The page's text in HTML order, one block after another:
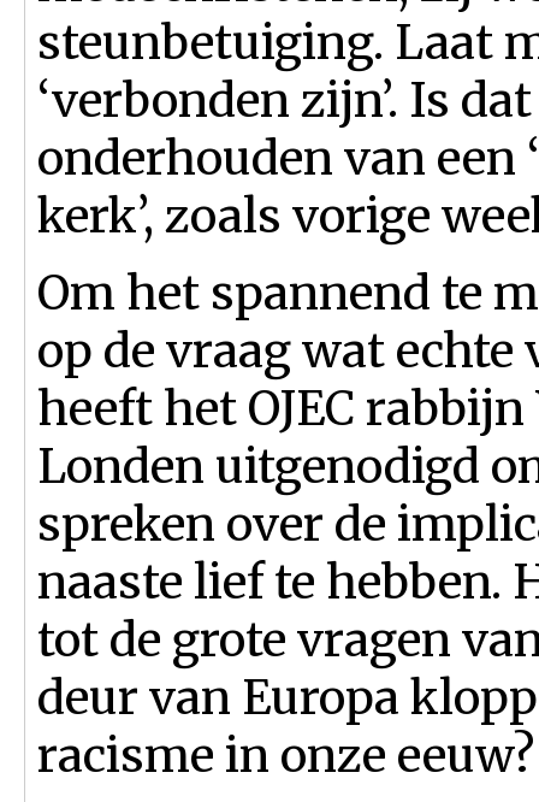
steunbetuiging. Laat
‘verbonden zijn’. Is
onderhouden van een
kerk’, zoals vorige
Om het spannend te
op de vraag wat
heeft het OJEC
Londen uitgenodigd
spreken over de
naaste lief te hebben.
tot de grote vragen
deur van Europa
racisme in onze eeuw?